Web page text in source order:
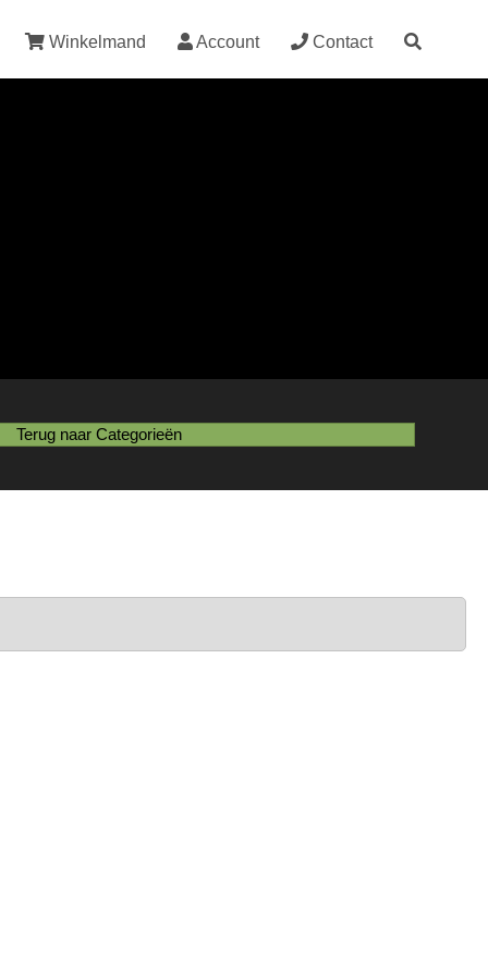
Winkelmand Account Contact
Terug naar Categorieën